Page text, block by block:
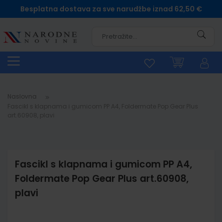
Besplatna dostava za sve narudžbe iznad 62,50 €
Naslovna
Fascikl s klapnama i gumicom PP A4,
Foldermate Pop Gear Plus art.60908,
plavi